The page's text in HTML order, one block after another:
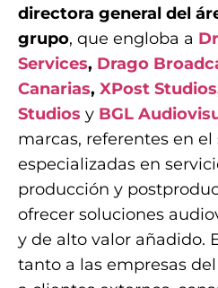
directora general del
grupo, que engloba a
Services, Drago
Canarias, XPost Studios
Studios y BGL
marcas, referentes en el
especializadas en
producción y
ofrecer soluciones
y de alto valor añadido.
tanto a las empresas